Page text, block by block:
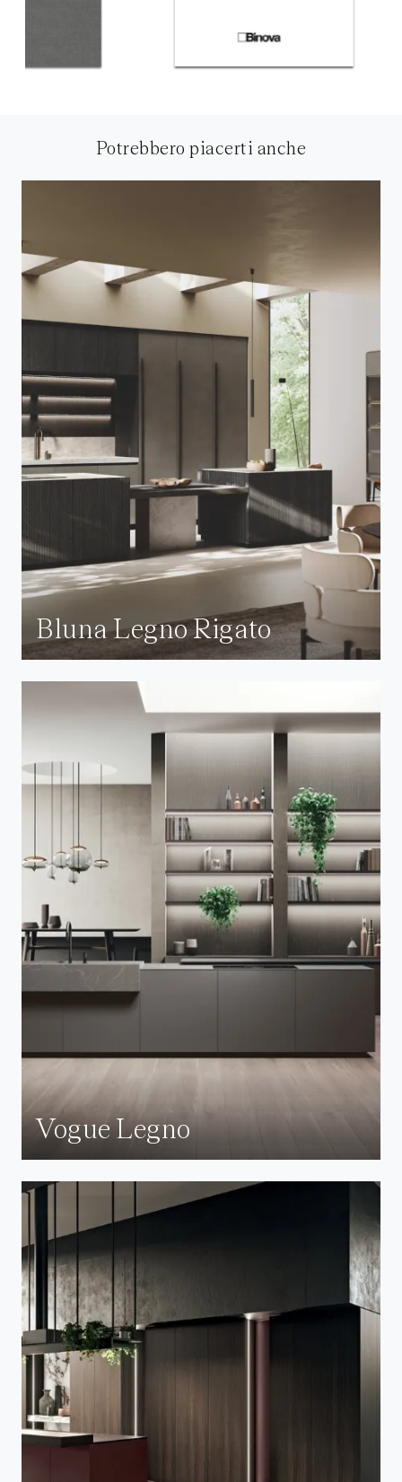
Potrebbero piacerti anche
Bluna Legno Rigato
Vogue Legno